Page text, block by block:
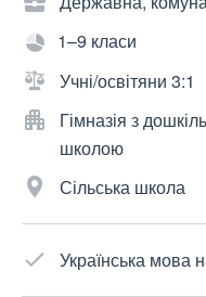
1–9 класи
Учні/освітяни 3:1
Гімназія з
школою
Сільська школа
Українська мова